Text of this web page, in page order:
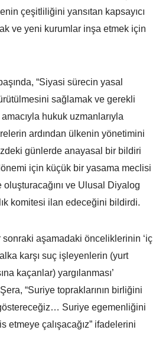
çeşitliliğini yansıtan kapsayıcı
ve yeni kurumlar inşa etmek için
“Siyasi sürecin yasal
sağlamak ve gerekli
hukuk uzmanlarıyla
ardından ülkenin yönetimini
günlerde anayasal bir bildiri
için küçük bir yasama meclisi
ve Ulusal Diyalog
komitesi ilan edeceğini bildirdi.
aşamadaki önceliklerinin ‘iç
karşı suç işleyenlerin (yurt
kaçanlar) yargılanması’
“Suriye topraklarının birliğini
Suriye egemenliğini
etmeye çalışacağız” ifadelerini